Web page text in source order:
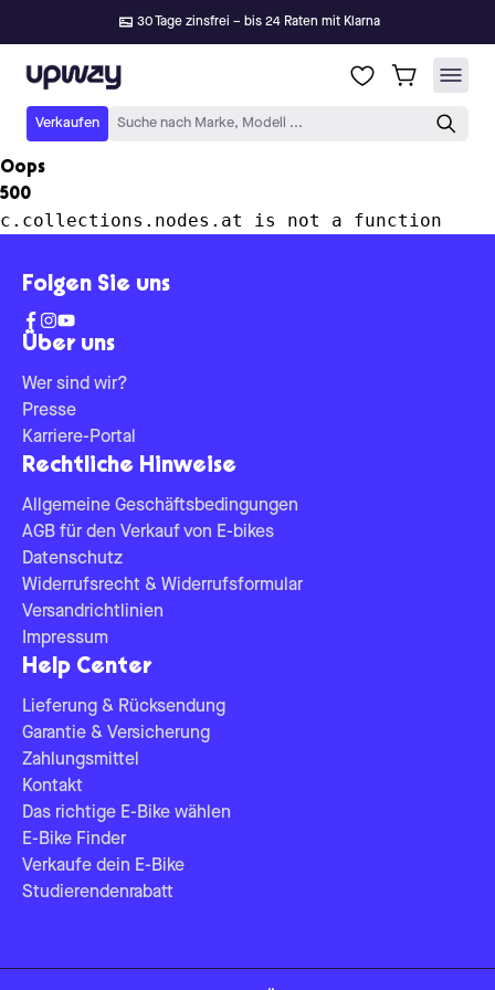
30 Tage zinsfrei – bis 24 Raten mit Klarna
Upway
Verkaufen Suche nach Marke, Modell ...
Oops
500
c.collections.nodes.at is not a function
Über uns
Wer sind wir?
Presse
Karriere-Portal
Rechtliche Hinweise
Allgemeine Geschäftsbedingungen
AGB für den Verkauf von E-bikes
Datenschutz
Widerrufsrecht & Widerrufsformular
Versandrichtlinien
Impressum
Help Center
Lieferung & Rücksendung
Garantie & Versicherung
Zahlungsmittel
Kontakt
Das richtige E-Bike wählen
E-Bike Finder
Verkaufe dein E-Bike
Studierendenrabatt
Folgen Sie uns